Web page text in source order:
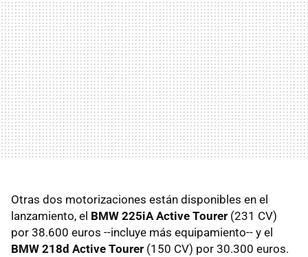
Otras dos motorizaciones están disponibles en el
lanzamiento, el BMW 225iA Active Tourer (231 CV)
por 38.600 euros --incluye más equipamiento-- y el
BMW 218d Active Tourer (150 CV) por 30.300 euros.